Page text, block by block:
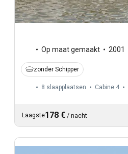
Op maat gemaakt 2001
zonder Schipper
8 slaapplaatsen Cabine 4
Laagste178 € / nacht